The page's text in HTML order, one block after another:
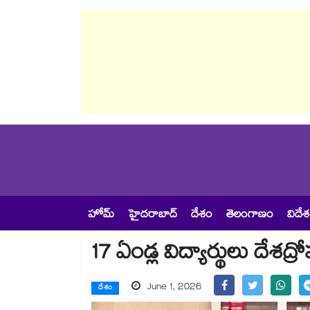
హోమ్ హైదరాబాద్ దేశం తెలంగాణం
17 ఏండ్ల విద్యార్థులు
దేశం June 1, 2026